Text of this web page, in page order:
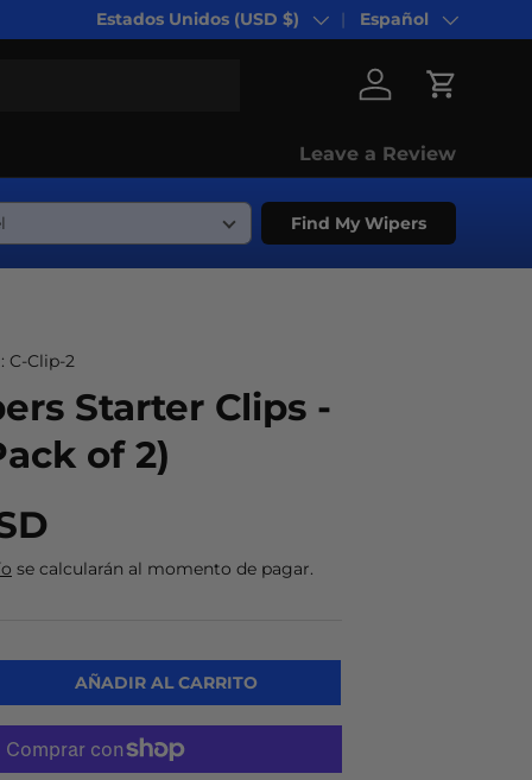
País/Región
Estados Unidos (USD $) IdiomaEspañol
Iniciar sesión
Carrito
Leave a Review
Find My Wipers
C-Clip-2
Starter Clips -
of 2)
se calcularán al momento de pagar.
AÑADIR AL CARRITO